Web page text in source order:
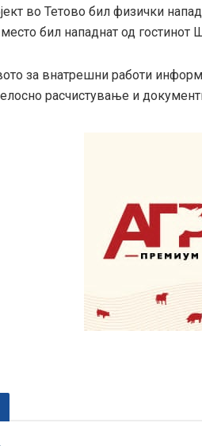
во Тетово бил физички
бил нападнат од гостинот
за внатрешни работи
расчистување и